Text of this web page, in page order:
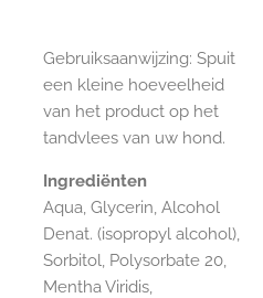
Gebruiksaanwijzing: Spuit
een kleine hoeveelheid
van het product op het
tandvlees van uw hond.
Ingrediënten
Aqua, Glycerin, Alcohol
Denat. (isopropyl alcohol),
Sorbitol, Polysorbate 20,
Mentha Viridis,